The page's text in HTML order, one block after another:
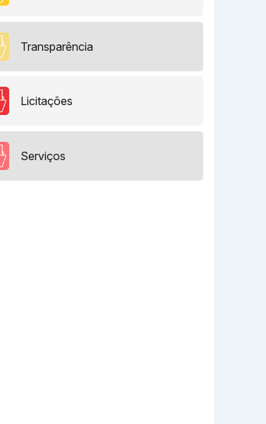
Transparência
Licitações
Serviços